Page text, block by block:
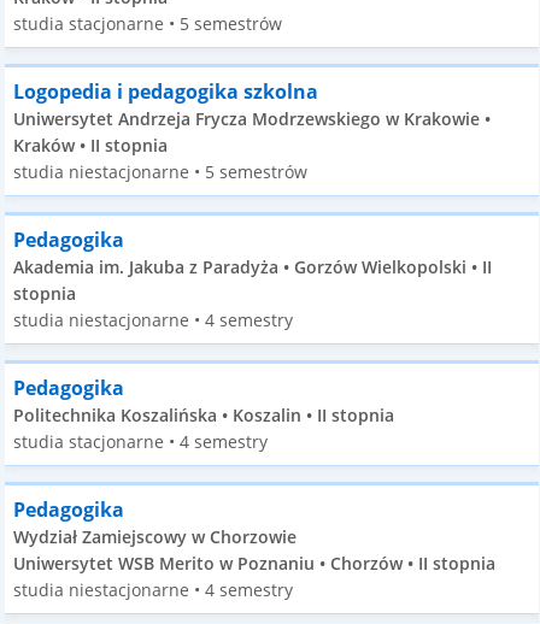
studia stacjonarne • 5 semestrów
Logopedia i pedagogika szkolna
Uniwersytet Andrzeja Frycza Modrzewskiego w Krakowie •
Kraków • II stopnia
studia niestacjonarne • 5 semestrów
Pedagogika
Akademia im. Jakuba z Paradyża • Gorzów Wielkopolski • II
stopnia
studia niestacjonarne • 4 semestry
Pedagogika
Politechnika Koszalińska • Koszalin • II stopnia
studia stacjonarne • 4 semestry
Pedagogika
Wydział Zamiejscowy w Chorzowie
Uniwersytet WSB Merito w Poznaniu • Chorzów • II stopnia
studia niestacjonarne • 4 semestry